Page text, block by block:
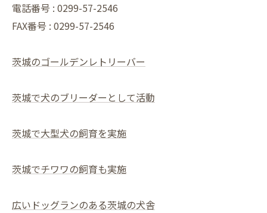
電話番号 : 0299-57-2546
FAX番号 : 0299-57-2546
茨城のゴールデンレトリーバー
茨城で犬のブリーダーとして活動
茨城で大型犬の飼育を実施
茨城でチワワの飼育も実施
広いドッグランのある茨城の犬舎